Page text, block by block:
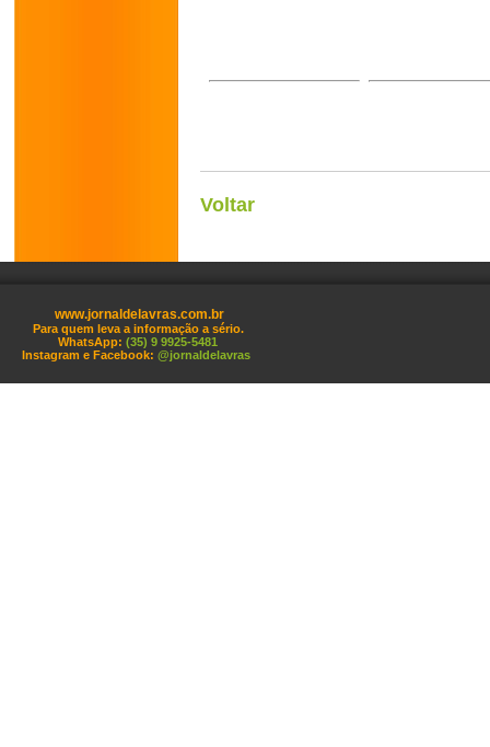
Voltar
www.jornaldelavras.com.br
Para quem leva a informação a sério.
WhatsApp: (35) 9 9925-5481
Instagram e Facebook: @jornaldelavras